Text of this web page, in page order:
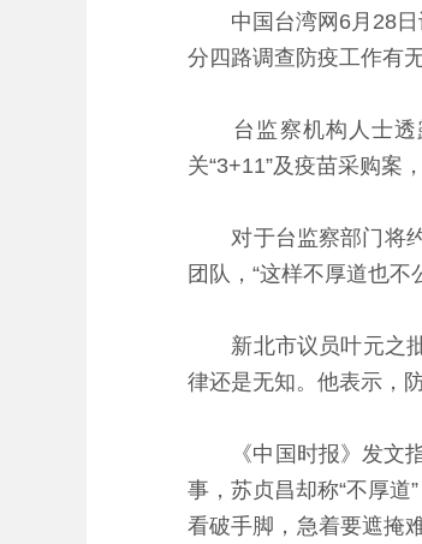
中国台湾网6月28日
分四路调查防疫工作有
台监察机构人士透露
关“3+11”及疫苗采购案
对于台监察部门将约
团队，“这样不厚道也不
新北市议员叶元之批
律还是无知。他表示，
《中国时报》发文指
事，苏贞昌却称“不厚
看破手脚，急着要遮掩